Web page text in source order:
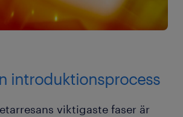
introduktionsprocess
viktigaste faser är